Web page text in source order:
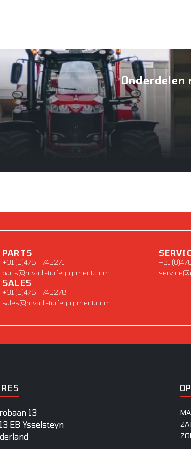
Onderdelen
PARTS
+31 (0)478 - 745271
parts@rovadi-turfequipment.com
+31
SALES
+31 (0)478 - 745278
sales@rovadi-turfequipment.com
13
EB Ysselsteyn